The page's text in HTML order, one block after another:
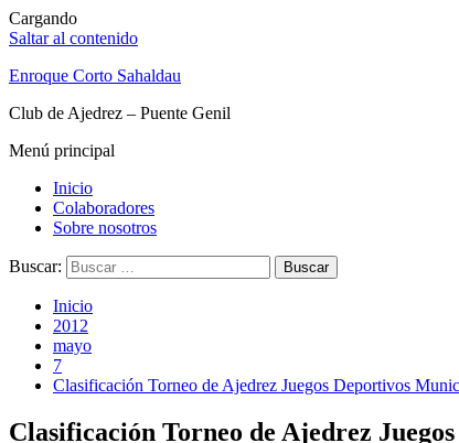
Cargando
Saltar al contenido
Enroque Corto Sahaldau
Club de Ajedrez – Puente Genil
Menú principal
Inicio
Colaboradores
Sobre nosotros
Buscar:
Inicio
2012
mayo
7
Clasificación Torneo de Ajedrez Juegos Deportivos
Clasificación Torneo de Ajedrez